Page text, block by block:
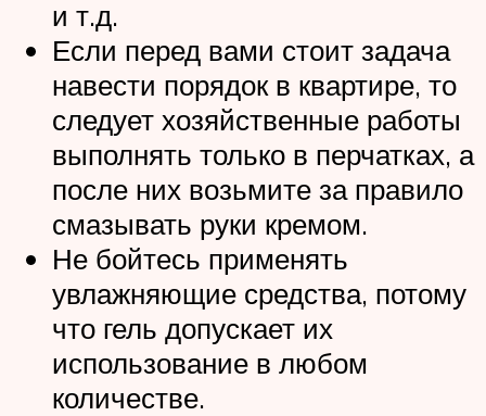
и т.д.
Если перед вами стоит задача
навести порядок в квартире, то
следует хозяйственные работы
выполнять только в перчатках, а
после них возьмите за правило
смазывать руки кремом.
Не бойтесь применять
увлажняющие средства, потому
что гель допускает их
использование в любом
количестве.